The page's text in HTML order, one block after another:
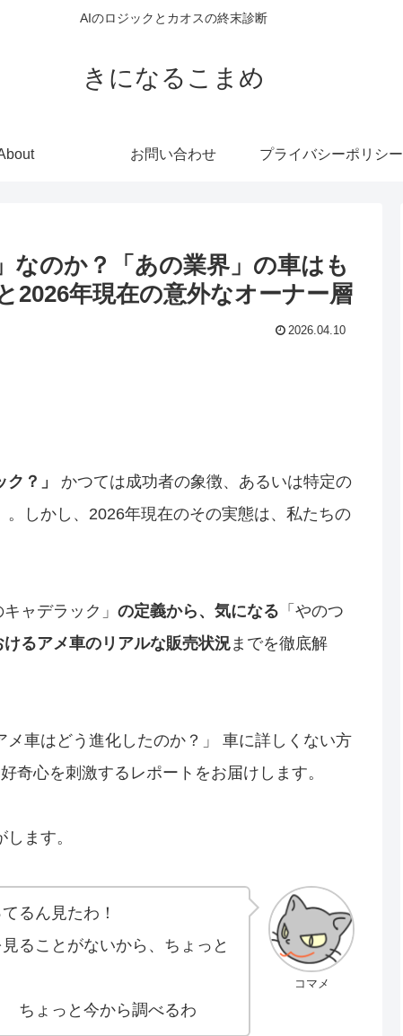
AIのロジックとカオスの終末診断
きになるこまめ
お問い合わせ プライバシーポリシー
なのか？「あの業界」の車はも
2026年現在の意外なオーナー層
2026.04.10
？」
かつては成功者の象徴、あるいは特定の
しかし、2026年現在のその実態は、私たちの
ャデラック」 の定義から、気になる 「やのつ
けるアメ車のリアルな販売状況 までを徹底解
メ車はどう進化したのか？」 車に詳しくない方
奇心を刺激するレポートをお届けします。
ます。
コマメ
るん見たわ！
ることがないから、ちょっと
ちょっと今から調べるわ